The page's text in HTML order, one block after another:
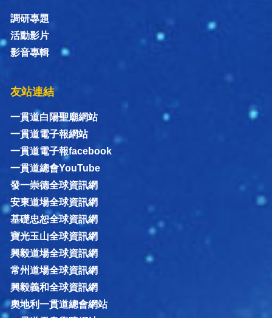
調研專題
活動影片
影音專輯
友站連結
一貫道白陽聖廟網站
一貫道電子報網站
一貫道電子報facebook
一貫道總會YouTube
發一崇德全球資訊網
安東道場全球資訊網
基礎忠恕全球資訊網
寶光玉山全球資訊網
興毅道場全球資訊網
常州道場全球資訊網
興毅義和全球資訊網
奧地利一貫道總會網站